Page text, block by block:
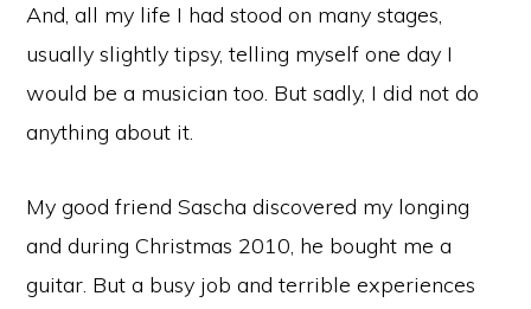
And, all my life I had stood on many stages,
usually slightly tipsy, telling myself one day I
would be a musician too. But sadly, I did not do
anything about it.
My good friend Sascha discovered my longing
and during Christmas 2010, he bought me a
guitar. But a busy job and terrible experiences